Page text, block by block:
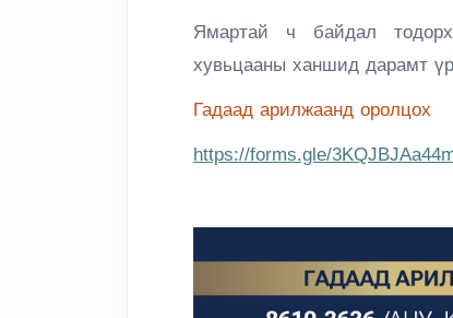
Ямартай ч байдал
хувьцааны ханшид дарамт
Гадаад арилжаанд оролцох
https://forms.gle/